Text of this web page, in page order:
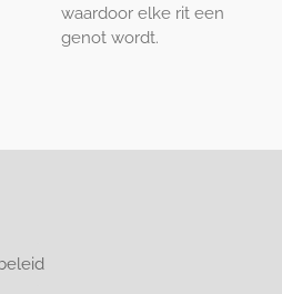
waardoor elke rit een
genot wordt.